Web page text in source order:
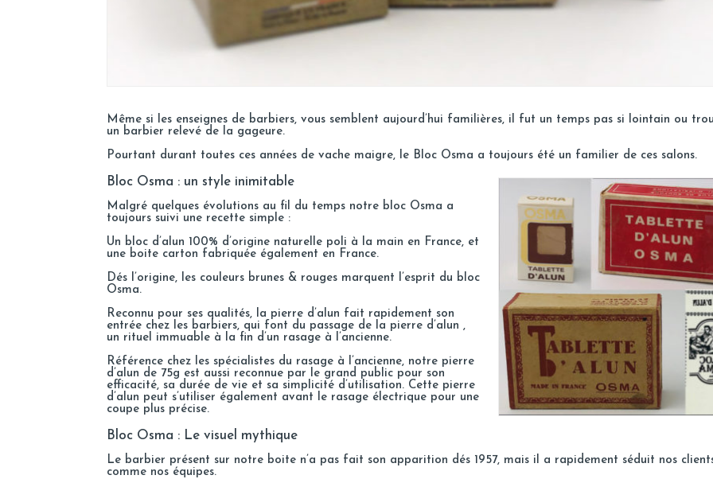
Même si les enseignes de barbiers, vous semblent aujourd’hui familières, il fut un temps pas si lointain ou
un barbier relevé de la gageure.
Pourtant durant toutes ces années de vache maigre, le Bloc Osma a toujours été un familier de ces salons.
Bloc Osma : un style inimitable
Malgré quelques évolutions au fil du temps notre bloc Osma a
toujours suivi une recette simple :
Un bloc d’alun 100% d’origine naturelle poli à la main en France, et
une boite carton fabriquée également en France.
Dés l’origine, les couleurs brunes & rouges marquent l’esprit du bloc
Osma.
Reconnu pour ses qualités, la pierre d’alun fait rapidement son
entrée chez les barbiers, qui font du passage de la pierre d’alun ,
un rituel immuable à la fin d’un rasage à l’ancienne.
Référence chez les spécialistes du rasage à l’ancienne, notre pierre
d’alun de 75g est aussi reconnue par le grand public pour son
efficacité, sa durée de vie et sa simplicité d’utilisation. Cette pierre
d’alun peut s’utiliser également avant le rasage électrique pour une
coupe plus précise.
Bloc Osma : Le visuel mythique
Le barbier présent sur notre boite n’a pas fait son apparition dés 1957, mais il a rapidement séduit nos
comme nos équipes.